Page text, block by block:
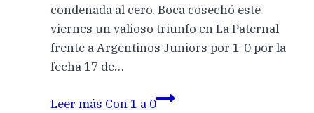
condenada al cero. Boca cosechó este
viernes un valioso triunfo en La Paternal
frente a Argentinos Juniors por 1-0 por la
fecha 17 de…
Leer más Con 1 a 0